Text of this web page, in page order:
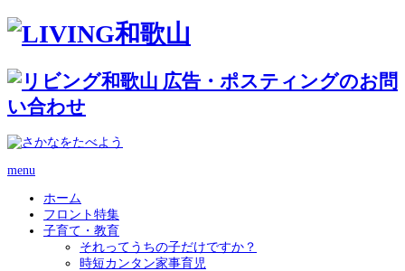
menu
ホーム
フロント特集
子育て・教育
それってうちの子だけですか？
時短カンタン家事育児